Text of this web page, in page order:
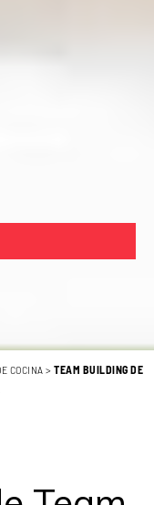
COCINA > TEAM BUILDING DE